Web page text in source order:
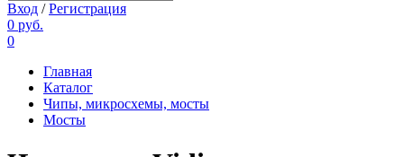
Вход /Регистрация
0 руб.
0
Главная
Каталог
Чипы, микросхемы, мосты
Мосты